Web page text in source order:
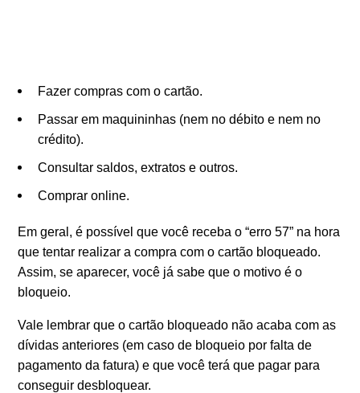
Fazer compras com o cartão.
Passar em maquininhas (nem no débito e nem no
crédito).
Consultar saldos, extratos e outros.
Comprar online.
Em geral, é possível que você receba o “erro 57” na hora
que tentar realizar a compra com o cartão bloqueado.
Assim, se aparecer, você já sabe que o motivo é o
bloqueio.
Vale lembrar que o cartão bloqueado não acaba com as
dívidas anteriores (em caso de bloqueio por falta de
pagamento da fatura) e que você terá que pagar para
conseguir desbloquear.